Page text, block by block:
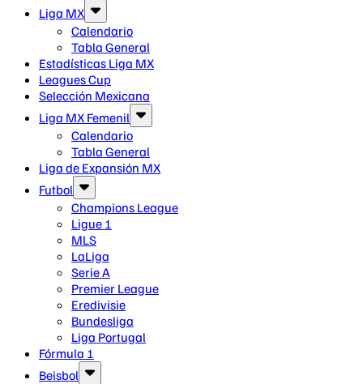
Liga MX
Calendario
Tabla General
Estadísticas Liga MX
Leagues Cup
Selección Mexicana
Liga MX Femenil
Calendario
Tabla General
Liga de Expansión MX
Futbol
Champions League
Ligue 1
MLS
LaLiga
Serie A
Premier League
Eredivisie
Bundesliga
Liga Portugal
Fórmula 1
Beisbol